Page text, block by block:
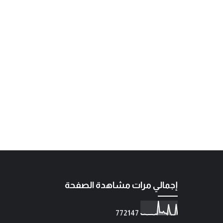
إجمالي مرات مشاهدة الصفحة
7721 47